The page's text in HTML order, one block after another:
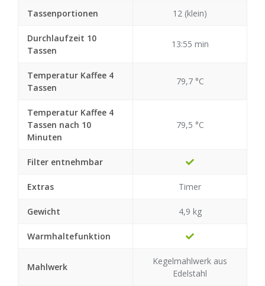
Tassenportionen 12 (klein)
Durchlaufzeit 10
Tassen
13:55 min
Temperatur Kaffee 4
Tassen
79,7 °C
Temperatur Kaffee 4
Tassen nach 10
Minuten
79,5 °C
Filter entnehmbar
Extras Timer
Gewicht 4,9 kg
Warmhaltefunktion
Mahlwerk
Kegelmahlwerk aus
Edelstahl